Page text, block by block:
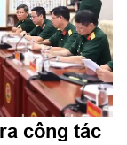
công tác